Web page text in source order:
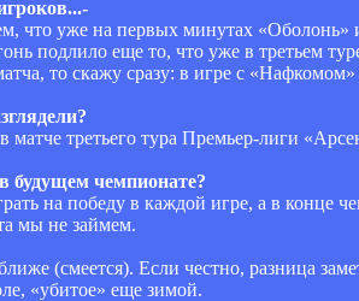
что уже на первых минутах
подлило еще то, что уже в третьем
то скажу сразу: в игре с
матче третьего тура Премьер-лиги
будущем чемпионате?
на победу в каждой игре, а в конце
мы не займем.
(смеется). Если честно, разница
«убитое» еще зимой.